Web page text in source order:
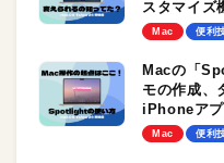
スタマイズ
Mac 便利
Macの「
モの作成、
iPhoneア
macOS
Mac 便利